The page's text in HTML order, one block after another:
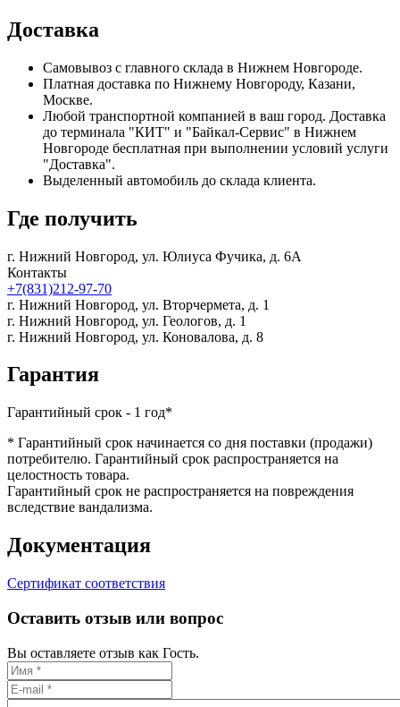
Доставка
Самовывоз с главного склада в Нижнем Новгороде.
Платная доставка по Нижнему Новгороду, Казани,
Москве.
Любой транспортной компанией в ваш город. Доставка
до терминала "КИТ" и "Байкал-Сервис" в Нижнем
Новгороде бесплатная при выполнении условий услуги
"Доставка".
Выделенный автомобиль до склада клиента.
Где получить
г. Нижний Новгород, ул. Юлиуса Фучика, д. 6А
Контакты
+7(831)212-97-70
г. Нижний Новгород, ул. Вторчермета, д. 1
г. Нижний Новгород, ул. Геологов, д. 1
г. Нижний Новгород, ул. Коновалова, д. 8
Гарантия
Гарантийный срок - 1 год*
* Гарантийный срок начинается со дня поставки (продажи)
потребителю. Гарантийный срок распространяется на
целостность товара.
Гарантийный срок не распространяется на повреждения
вследствие вандализма.
Документация
Сертификат соответствия
Оставить отзыв или вопрос
Вы оставляете отзыв как Гость.